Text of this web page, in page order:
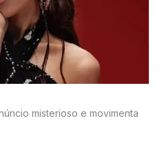
misterioso e movimenta